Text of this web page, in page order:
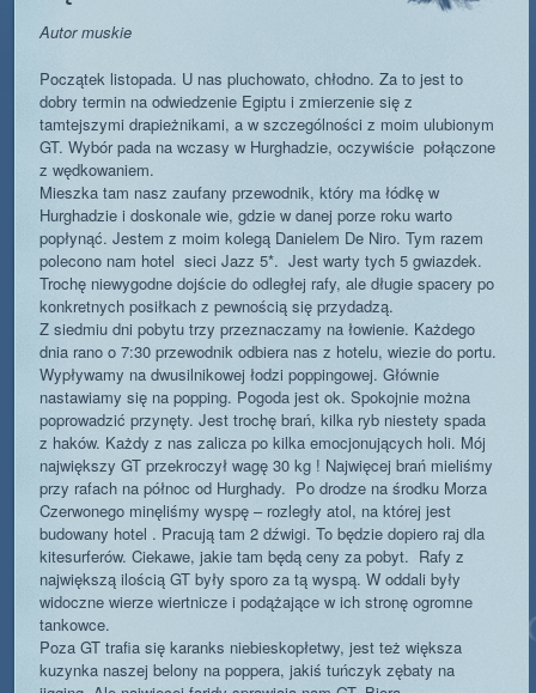
Autor muskie
Początek listopada. U nas pluchowato, chłodno. Za to jest to
dobry termin na odwiedzenie Egiptu i zmierzenie się z
tamtejszymi drapieżnikami, a w szczególności z moim ulubionym
GT. Wybór pada na wczasy w Hurghadzie, oczywiście połączone
z wędkowaniem.
Mieszka tam nasz zaufany przewodnik, który ma łódkę w
Hurghadzie i doskonale wie, gdzie w danej porze roku warto
popłynąć. Jestem z moim kolegą Danielem De Niro. Tym razem
polecono nam hotel sieci Jazz 5*. Jest warty tych 5 gwiazdek.
Trochę niewygodne dojście do odległej rafy, ale długie spacery po
konkretnych posiłkach z pewnością się przydadzą.
Z siedmiu dni pobytu trzy przeznaczamy na łowienie. Każdego
dnia rano o 7:30 przewodnik odbiera nas z hotelu, wiezie do portu.
Wypływamy na dwusilnikowej łodzi poppingowej. Głównie
nastawiamy się na popping. Pogoda jest ok. Spokojnie można
poprowadzić przynęty. Jest trochę brań, kilka ryb niestety spada
z haków. Każdy z nas zalicza po kilka emocjonujących holi. Mój
największy GT przekroczył wagę 30 kg ! Najwięcej brań mieliśmy
przy rafach na północ od Hurghady. Po drodze na środku Morza
Czerwonego minęliśmy wyspę – rozległy atol, na której jest
budowany hotel . Pracują tam 2 dźwigi. To będzie dopiero raj dla
kitesurferów. Ciekawe, jakie tam będą ceny za pobyt. Rafy z
największą ilością GT były sporo za tą wyspą. W oddali były
widoczne wierze wiertnicze i podążające w ich stronę ogromne
tankowce.
Poza GT trafia się karanks niebieskopłetwy, jest też większa
kuzynka naszej belony na poppera, jakiś tuńczyk zębaty na